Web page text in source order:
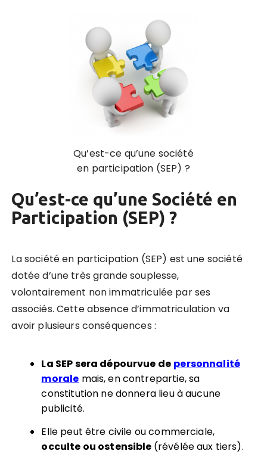
Qu’est-ce qu’une société
en participation (SEP) ?
Qu’est-ce qu’une Société en
Participation (SEP) ?
La société en participation (SEP) est une société
dotée d’une très grande souplesse,
volontairement non immatriculée par ses
associés. Cette absence d’immatriculation va
avoir plusieurs conséquences :
La SEP sera dépourvue de personnalité
morale mais, en contrepartie, sa
constitution ne donnera lieu à aucune
publicité.
Elle peut être civile ou commerciale,
occulte ou ostensible (révélée aux tiers).